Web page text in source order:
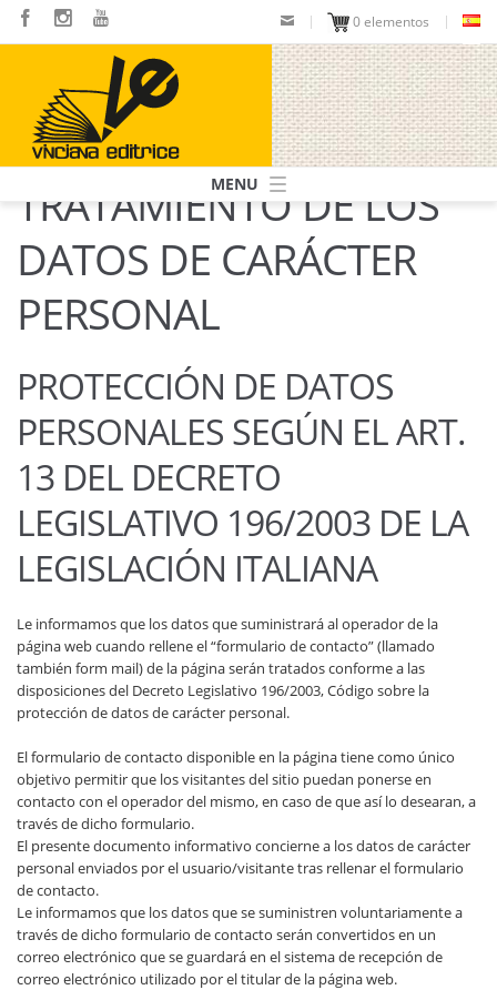
Pasar
0 elementos
Navigazione
principale
TRATAMIENTO DE LOS
DATOS DE CARÁCTER
PERSONAL
PROTECCIÓN DE DATOS
PERSONALES SEGÚN EL ART.
13 DEL DECRETO
LEGISLATIVO 196/2003 DE LA
LEGISLACIÓN ITALIANA
Le informamos que los datos que suministrará al operador de la
página web cuando rellene el “formulario de contacto” (llamado
también form mail) de la página serán tratados conforme a las
disposiciones del Decreto Legislativo 196/2003, Código sobre la
protección de datos de carácter personal.
El formulario de contacto disponible en la página tiene como único
objetivo permitir que los visitantes del sitio puedan ponerse en
contacto con el operador del mismo, en caso de que así lo desearan, a
través de dicho formulario.
El presente documento informativo concierne a los datos de carácter
personal enviados por el usuario/visitante tras rellenar el formulario
de contacto.
Le informamos que los datos que se suministren voluntariamente a
través de dicho formulario de contacto serán convertidos en un
correo electrónico que se guardará en el sistema de recepción de
correo electrónico utilizado por el titular de la página web.